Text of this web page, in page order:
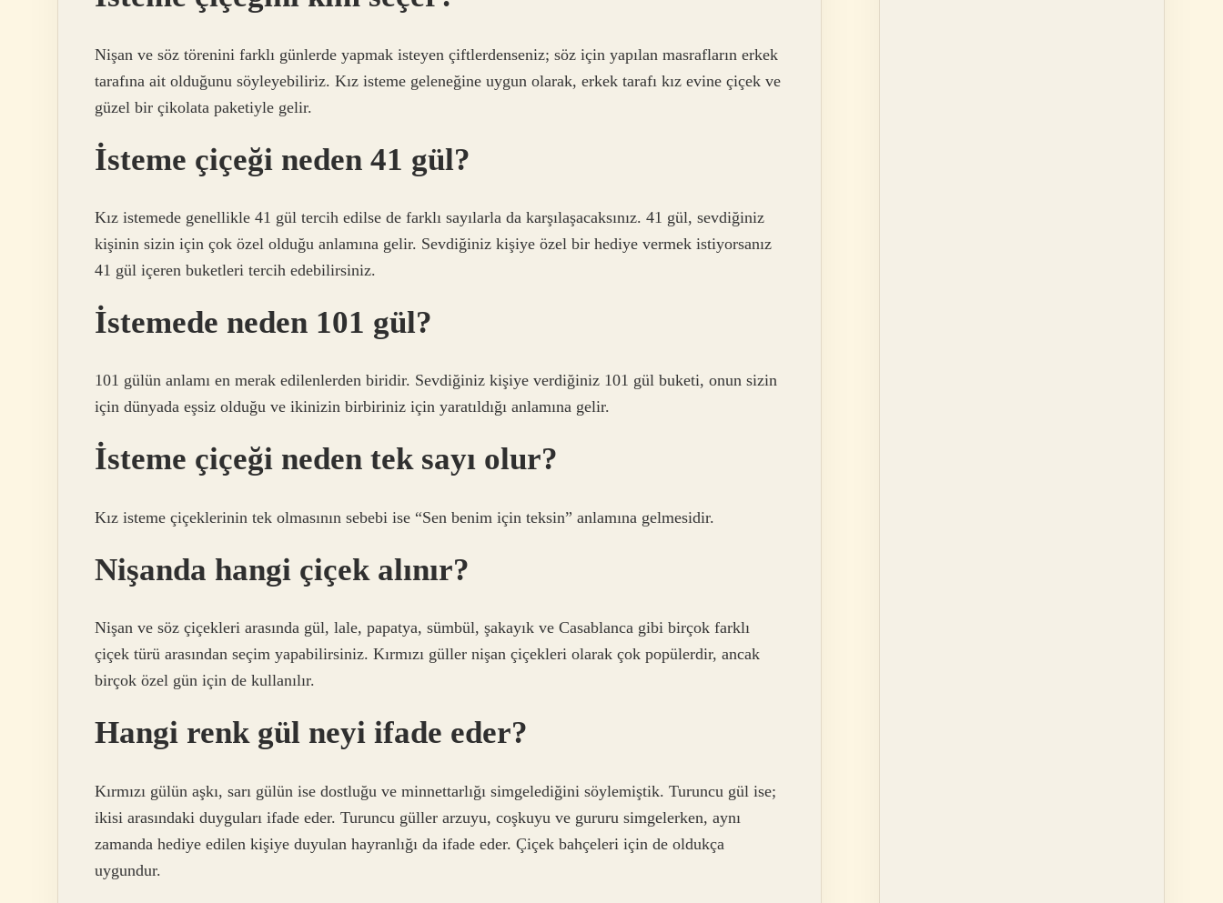
Nişan ve söz törenini farklı günlerde yapmak isteyen çiftlerdenseniz; söz için yapılan masrafların erkek
tarafına ait olduğunu söyleyebiliriz. Kız isteme geleneğine uygun olarak, erkek tarafı kız evine çiçek ve
güzel bir çikolata paketiyle gelir.
İsteme çiçeği neden 41 gül?
Kız istemede genellikle 41 gül tercih edilse de farklı sayılarla da karşılaşacaksınız. 41 gül, sevdiğiniz
kişinin sizin için çok özel olduğu anlamına gelir. Sevdiğiniz kişiye özel bir hediye vermek istiyorsanız
41 gül içeren buketleri tercih edebilirsiniz.
İstemede neden 101 gül?
101 gülün anlamı en merak edilenlerden biridir. Sevdiğiniz kişiye verdiğiniz 101 gül buketi, onun sizin
için dünyada eşsiz olduğu ve ikinizin birbiriniz için yaratıldığı anlamına gelir.
İsteme çiçeği neden tek sayı olur?
Kız isteme çiçeklerinin tek olmasının sebebi ise “Sen benim için teksin” anlamına gelmesidir.
Nişanda hangi çiçek alınır?
Nişan ve söz çiçekleri arasında gül, lale, papatya, sümbül, şakayık ve Casablanca gibi birçok farklı
çiçek türü arasından seçim yapabilirsiniz. Kırmızı güller nişan çiçekleri olarak çok popülerdir, ancak
birçok özel gün için de kullanılır.
Hangi renk gül neyi ifade eder?
Kırmızı gülün aşkı, sarı gülün ise dostluğu ve minnettarlığı simgelediğini söylemiştik. Turuncu gül ise;
ikisi arasındaki duyguları ifade eder. Turuncu güller arzuyu, coşkuyu ve gururu simgelerken, aynı
zamanda hediye edilen kişiye duyulan hayranlığı da ifade eder. Çiçek bahçeleri için de oldukça
uygundur.